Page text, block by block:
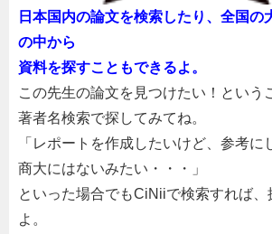
日本国内の論文を検索したり、全国の
の中から
資料を探すこともできるよ。
この先生の論文を見つけたい！という
著者名検索で探してみてね。
「レポートを作成したいけど、参考に
商大にはないみたい・・・」
といった場合でもCiNiiで検索すれば、
よ。